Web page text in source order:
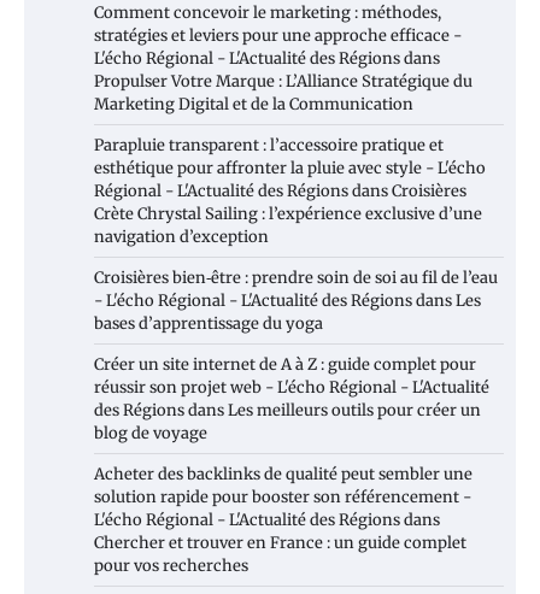
Comment concevoir le marketing : méthodes,
stratégies et leviers pour une approche efficace -
L'écho Régional - L'Actualité des Régionsdans
Propulser Votre Marque : L’Alliance Stratégique du
Marketing Digital et de la Communication
Parapluie transparent : l’accessoire pratique et
esthétique pour affronter la pluie avec style - L'écho
Régional - L'Actualité des RégionsdansCroisières
Crète Chrystal Sailing : l’expérience exclusive d’une
navigation d’exception
Croisières bien‑être : prendre soin de soi au fil de l’eau
- L'écho Régional - L'Actualité des RégionsdansLes
bases d’apprentissage du yoga
Créer un site internet de A à Z : guide complet pour
réussir son projet web - L'écho Régional - L'Actualité
des RégionsdansLes meilleurs outils pour créer un
blog de voyage
Acheter des backlinks de qualité peut sembler une
solution rapide pour booster son référencement -
L'écho Régional - L'Actualité des Régionsdans
Chercher et trouver en France : un guide complet
pour vos recherches